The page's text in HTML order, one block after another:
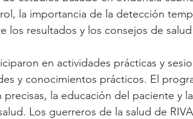
la importancia de la detección
los resultados y los consejos de
en actividades prácticas y
y conocimientos prácticos. El
la educación del paciente y
Los guerreros de la salud de